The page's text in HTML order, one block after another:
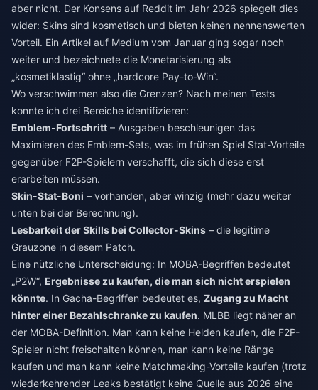
aber nicht. Der Konsens auf Reddit im Jahr 2026 spiegelt dies
wider: Skins sind kosmetisch und bieten keinen nennenswerten
Vorteil. Ein Artikel auf Medium vom Januar ging sogar noch
weiter und bezeichnete die Monetarisierung als
„kosmetiklastig“ ohne „hardcore Pay-to-Win“.
Wo verschwimmen also die Grenzen? Nach meinen Tests
konnte ich drei Bereiche identifizieren:
Emblem-Fortschritt – Ausgaben beschleunigen das
Maximieren des Emblem-Sets, was im frühen Spiel Stat-Vorteile
gegenüber F2P-Spielern verschafft, die sich diese erst
erarbeiten müssen.
Skin-Stat-Boni – vorhanden, aber winzig (mehr dazu weiter
unten bei der Berechnung).
Lesbarkeit der Skills bei Collector-Skins – die legitime
Grauzone in diesem Patch.
Eine nützliche Unterscheidung: In MOBA-Begriffen bedeutet
„P2W“, Ergebnisse zu kaufen, die man sich nicht erspielen
könnte. In Gacha-Begriffen bedeutet es, Zugang zu Macht
hinter einer Bezahlschranke zu kaufen. MLBB liegt näher an
der MOBA-Definition. Man kann keine Helden kaufen, die F2P-
Spieler nicht freischalten können, man kann keine Ränge
kaufen und man kann keine Matchmaking-Vorteile kaufen (trotz
wiederkehrender Leaks bestätigt keine Quelle aus 2026 eine